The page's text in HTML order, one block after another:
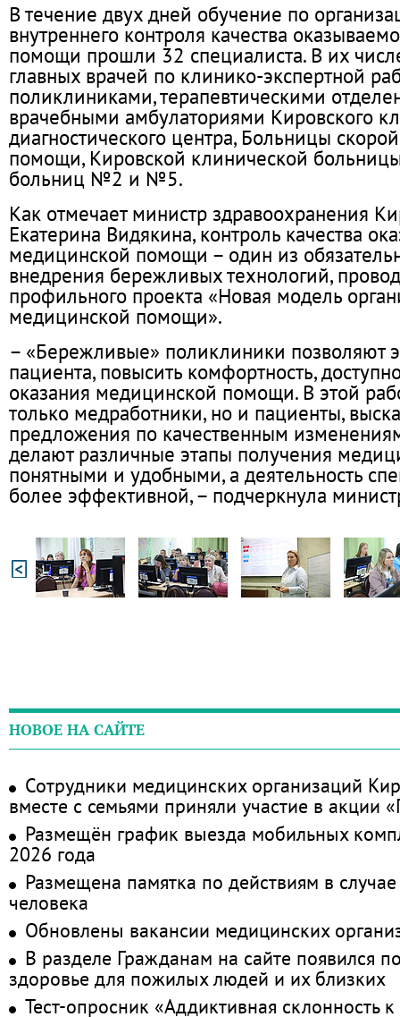
В течение двух дней обучение по
внутреннего контроля качества
помощи прошли 32 специалиста. В их
главных врачей по клинико-экспертной
поликлиниками, терапевтическими
врачебными амбулаториями Кировского
диагностического центра, Больницы
помощи, Кировской клинической
больниц №2 и №5.
Как отмечает министр здравоохранения
Екатерина Видякина, контроль качества
медицинской помощи – один из
внедрения бережливых технологий,
профильного проекта «Новая модель
медицинской помощи».
– «Бережливые» поликлиники позволяют
пациента, повысить комфортность,
оказания медицинской помощи. В этой
только медработники, но и пациенты,
предложения по качественным
делают различные этапы получения
понятными и удобными, а деятельность
более эффективной, – подчеркнула
НОВОЕ НА САЙТЕ
Сотрудники медицинских организаций
вместе с семьями приняли участие в акции
Размещён график выезда мобильных
2026 года
Размещена памятка по действиям в
человека
Обновлены вакансии медицинских
В разделе Гражданам на сайте появился
здоровье для пожилых людей и их близких
Тест-опросник «Аддиктивная склонность